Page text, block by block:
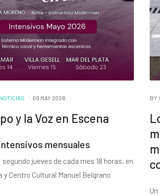
NOTICIAS 09 MAY 2026
y la Voz en Escena
mensuales
segundo jueves de cada mes 18 horas, en
y Centro Cultural Manuel Belgrano
BY